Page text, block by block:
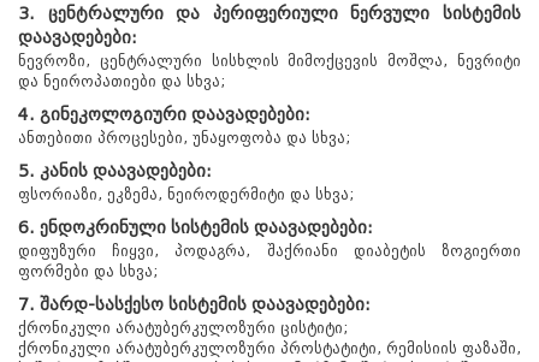
3. ცენტრალური და პერიფერიული ნერვული სისტემის
დაავადებები:
ნევროზი, ცენტრალური სისხლის მიმოქცევის მოშლა, ნევრიტი
და ნეიროპათიები და სხვა;
4. გინეკოლოგიური დაავადებები:
ანთებითი პროცესები, უნაყოფობა და სხვა;
5. კანის დაავადებები:
ფსორიაზი, ეკზემა, ნეიროდერმიტი და სხვა;
6. ენდოკრინული სისტემის დაავადებები:
დიფუზური ჩიყვი, პოდაგრა, შაქრიანი დიაბეტის ზოგიერთი
ფორმები და სხვა;
7. შარდ-სასქესო სისტემის დაავადებები:
ქრონიკული არატუბერკულოზური ცისტიტი;
ქრონიკული არატუბერკულოზური პროსტატიტი, რემისიის ფაზაში,